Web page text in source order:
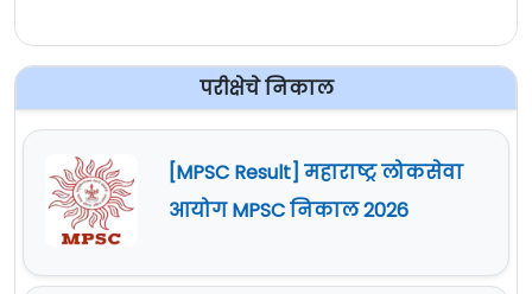
परीक्षेचे निकाल
[MPSC Result] महाराष्ट्र लोकसेवा
आयोग MPSC निकाल 2026